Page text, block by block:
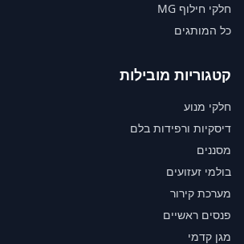
חלקי חילוף MG
כל המותגים
קטגוריות מובילות
חלקי מנוע
דיסקיות ורפידות בלם
מסננים
בולמי זעזועים
מערכת קירור
פנסים ראשיים
מגן קדמי